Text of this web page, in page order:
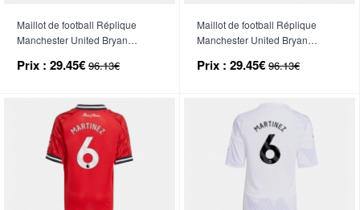
Maillot de football Réplique
Manchester United Bryan
2025-26 Manche Courte (+
Prix : 29.45€ 96.13€
Maillot de football Réplique
Manchester United Bryan
2025-26 Manche Courte (+
Prix : 29.45€ 96.13€